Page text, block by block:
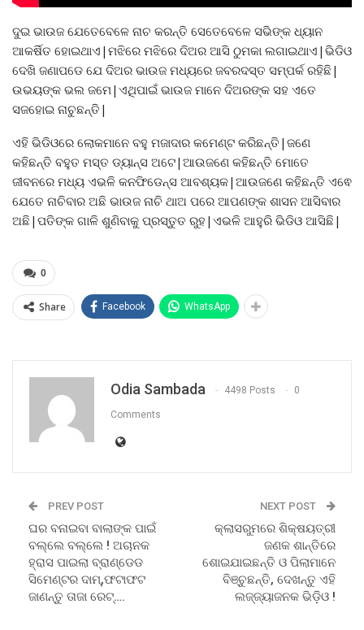
ଦୁଇ ଭାଉଜ ଯେତେବେଳେ ନାଚ କରନ୍ତି ସେତେବେଳେ ସଭିଙ୍କ ଧ୍ୟାନ
ଆକର୍ଷିତ ହୋଇଥାଏ|ମଝିରେ ମଝିରେ ଦିଅର ଆସି ଠୁମକା ଲଗାଇଥାଏ|ଭିଡିଓ
ଦେଖି ଜଣାପଡେ ଯେ ଦିଅର ଭାଉଜ ମଧ୍ୟରେ ଜବରଦସ୍ତ ସମ୍ପର୍କ ରହିଛି|
ଉଭୟଙ୍କ ଭଲ ଜମେ|ଏଥିପାଇଁ ଭାଉଜ ମାନେ ଦିଅରଙ୍କ ସହ ଏତେ
ସଜହୋଇ ନାଚୁଛନ୍ତି|
ଏହି ଭିଡିଓରେ ଲୋକମାନେ ବହୁ ମଜାଦାର କମେଣ୍ଟ କରିଛନ୍ତି|ଜଣେ
କହିଛନ୍ତି ବହୁତ ମସ୍ତ ଡ୍ୟାନ୍ସ ଅଟେ|ଆଉଜଣେ କହିଛନ୍ତି ମୋତେ
ଜୀବନରେ ମଧ୍ୟ ଏଭଳି କନଫିଡେନ୍ସ ଆବଶ୍ୟକ|ଆଉଜଣେ କହିଛନ୍ତି ଏଵେ
ଯେତେ ନାଚିବାର ଅଛି ଭାଉଜ ନାଚି ଥାଅ ପରେ ଆପଣଙ୍କ ଶାସନ ଆସିବାର
ଅଛି|ପତିଙ୍କ ଗାଳି ଶୁଣିବାକୁ ପ୍ରସ୍ତୁତ ରୁହ|ଏଭଳି ଆହୁରି ଭିଡିଓ ଆସିଛି|
0
Share Facebook WhatsApp
Odia Sambada 4498 Posts 0
Comments
PREV POST
ଘର ବନାଇବା ବାଲାଙ୍କ ପାଇଁ
ବଲ୍ଲେ ବଲ୍ଲେ ! ଅଚାନକ
ହ୍ରାସ ପାଇଲା ବ୍ରାଣ୍ଡେଡ
ସିମେଣ୍ଟର ଦାମ୍,ଫଟାଫଟ
ଜାଣନ୍ତୁ ତାଜା ରେଟ୍….
NEXT POST
କ୍ଲାସରୁମରେ ଶିକ୍ଷୟତ୍ରୀ
ଜଣକ ଶାନ୍ତିରେ
ଶୋଇଯାଇଛନ୍ତି ଓ ପିଲାମାନେ
ବିଞ୍ଚୁଛନ୍ତି, ଦେଖନ୍ତୁ ଏହି
ଲଜ୍ଜ୍ୟାଜନକ ଭିଡ଼ିଓ !